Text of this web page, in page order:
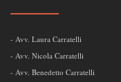
- Avv. Laura Carratelli
- Avv. Nicola Carratelli
- Avv. Benedetto Carratelli